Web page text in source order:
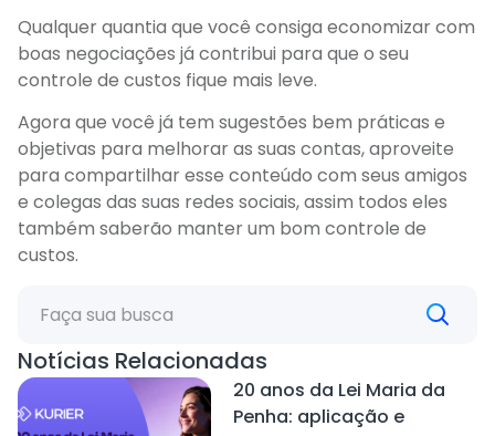
Qualquer quantia que você consiga economizar com
boas negociações já contribui para que o seu
controle de custos fique mais leve.
Agora que você já tem sugestões bem práticas e
objetivas para melhorar as suas contas, aproveite
para compartilhar esse conteúdo com seus amigos
e colegas das suas redes sociais, assim todos eles
também saberão manter um bom controle de
custos.
Notícias Relacionadas
20 anos da Lei Maria da
Penha: aplicação e